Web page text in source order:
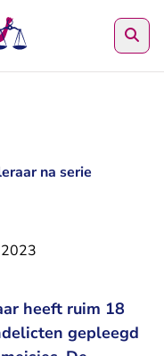
na serie
heeft ruim 18
gepleegd